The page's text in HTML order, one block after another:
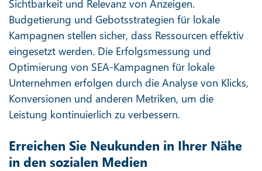
Sichtbarkeit und Relevanz von Anzeigen.
Budgetierung und Gebotsstrategien für lokale
Kampagnen stellen sicher, dass Ressourcen effektiv
eingesetzt werden. Die Erfolgsmessung und
Optimierung von SEA-Kampagnen für lokale
Unternehmen erfolgen durch die Analyse von Klicks,
Konversionen und anderen Metriken, um die
Leistung kontinuierlich zu verbessern.
Erreichen Sie Neukunden in Ihrer Nähe
in den sozialen Medien